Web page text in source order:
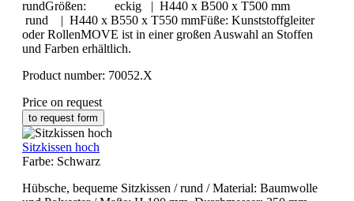
rundGrößen: eckig | H440 x B500 x T500 mm
rund | H440 x B550 x T550 mmFüße: Kunststoffgleiter
oder RollenMOVE ist in einer großen Auswahl an Stoffen
und Farben erhältlich.
Product number: 70052.X
Price on request
to request form
Sitzkissen hoch
Farbe: Schwarz
Hübsche, bequeme Sitzkissen / rund / Material: Baumwolle